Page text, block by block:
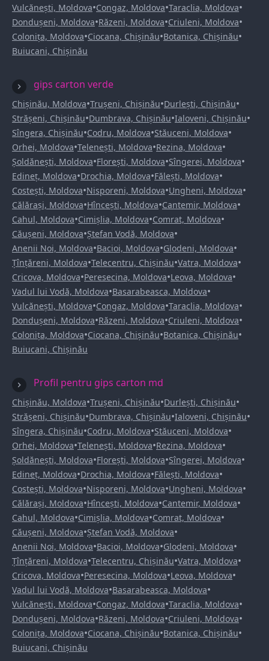
Vulcănești, Moldova•Congaz, Moldova•Taraclia, Moldova•
Dondușeni, Moldova•Răzeni, Moldova•Criuleni, Moldova•
Colonița, Moldova•Ciocana, Chișinău•Botanica, Chișinău•
Buiucani, Chișinău
gips carton verde
Chișinău, Moldova•Trușeni, Chișinău•Durlești, Chișinău•
Strășeni, Chișinău•Dumbrava, Chișinău•Ialoveni, Chișinău•
Sîngera, Chișinău•Codru, Moldova•Stăuceni, Moldova•
Orhei, Moldova•Telenești, Moldova•Rezina, Moldova•
Șoldănești, Moldova•Florești, Moldova•Sîngerei, Moldova•
Edineț, Moldova•Drochia, Moldova•Fălești, Moldova•
Costești, Moldova•Nisporeni, Moldova•Ungheni, Moldova•
Călărași, Moldova•Hîncești, Moldova•Cantemir, Moldova•
Cahul, Moldova•Cimișlia, Moldova•Comrat, Moldova•
Căușeni, Moldova•Ștefan Vodă, Moldova•
Anenii Noi, Moldova•Bacioi, Moldova•Glodeni, Moldova•
Țînțăreni, Moldova•Telecentru, Chișinău•Vatra, Moldova•
Cricova, Moldova•Peresecina, Moldova•Leova, Moldova•
Vadul lui Vodă, Moldova•Basarabeasca, Moldova•
Vulcănești, Moldova•Congaz, Moldova•Taraclia, Moldova•
Dondușeni, Moldova•Răzeni, Moldova•Criuleni, Moldova•
Colonița, Moldova•Ciocana, Chișinău•Botanica, Chișinău•
Buiucani, Chișinău
Profil pentru gips carton md
Chișinău, Moldova•Trușeni, Chișinău•Durlești, Chișinău•
Strășeni, Chișinău•Dumbrava, Chișinău•Ialoveni, Chișinău•
Sîngera, Chișinău•Codru, Moldova•Stăuceni, Moldova•
Orhei, Moldova•Telenești, Moldova•Rezina, Moldova•
Șoldănești, Moldova•Florești, Moldova•Sîngerei, Moldova•
Edineț, Moldova•Drochia, Moldova•Fălești, Moldova•
Costești, Moldova•Nisporeni, Moldova•Ungheni, Moldova•
Călărași, Moldova•Hîncești, Moldova•Cantemir, Moldova•
Cahul, Moldova•Cimișlia, Moldova•Comrat, Moldova•
Căușeni, Moldova•Ștefan Vodă, Moldova•
Anenii Noi, Moldova•Bacioi, Moldova•Glodeni, Moldova•
Țînțăreni, Moldova•Telecentru, Chișinău•Vatra, Moldova•
Cricova, Moldova•Peresecina, Moldova•Leova, Moldova•
Vadul lui Vodă, Moldova•Basarabeasca, Moldova•
Vulcănești, Moldova•Congaz, Moldova•Taraclia, Moldova•
Dondușeni, Moldova•Răzeni, Moldova•Criuleni, Moldova•
Colonița, Moldova•Ciocana, Chișinău•Botanica, Chișinău•
Buiucani, Chișinău